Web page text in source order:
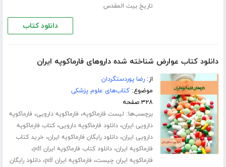
تاریخ بیت المقدس
دانلود کتاب
دانلود کتاب عوارض شناخته شده داروهای فارماکوپه ایران
از:رضا پوردستگردان
موضوع:کتاب‌های علوم پزشکی
۳۲۸ صفحه
برچسب‌ها: لیست فارماکوپه، فارماکوپه دارویی، فارماکوپه
دارویی ایران،دانلود فارماکوپه دارویی،کتاب فارماکوپه
دارویی ایران،دانلود رایگان فارماکوپه ایران، خرید کتاب
فارماکوپه ایران،دانلود کتاب فارماکوپه ایران pdf ،
فارماکوپه ایران چیست، فارماکوپه ایران pdf ،دانلود رایگان